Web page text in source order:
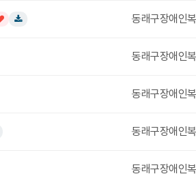
인기글
동래구장애인
동래구장애인
동래구장애인
동래구장애인
동래구장애인